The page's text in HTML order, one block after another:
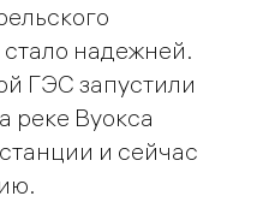
надежней.
ГЭС запустили
реке Вуокса
и сейчас